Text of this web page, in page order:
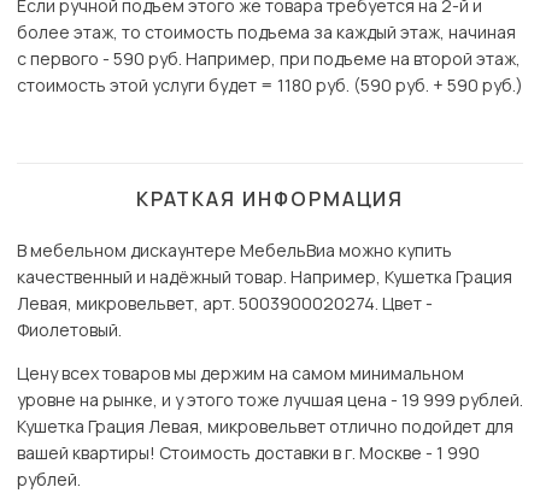
Если ручной подъем этого же товара требуется на 2-й и
более этаж, то стоимость подъема за каждый этаж, начиная
с первого - 590 руб. Например, при подъеме на второй этаж,
стоимость этой услуги будет = 1180 руб. (590 руб. + 590 руб.)
КРАТКАЯ ИНФОРМАЦИЯ
В мебельном дискаунтере МебельВиа можно купить
качественный и надёжный товар. Например, Кушетка Грация
Левая, микровельвет, арт. 5003900020274. Цвет -
Фиолетовый.
Цену всех товаров мы держим на самом минимальном
уровне на рынке, и у этого тоже лучшая цена - 19 999 рублей.
Кушетка Грация Левая, микровельвет отлично подойдет для
вашей квартиры! Стоимость доставки в г. Москве - 1 990
рублей.